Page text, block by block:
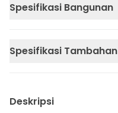
Spesifikasi Bangunan
Spesifikasi Tambahan
Deskripsi